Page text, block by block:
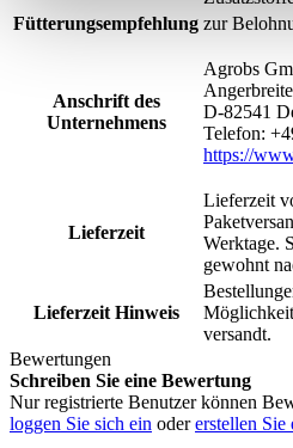
Fütterungsempfehlung zur
Anschrift des
Unternehmens
Agrobs
D-82541
Telefon:
https://
Lieferzeit
Lieferzeit
Werktage.
gewohnt
Lieferzeit Hinweis
versandt.
Bewertungen
Schreiben Sie eine Bewertung
Nur registrierte Benutzer können
loggen Sie sich ein odererstellen